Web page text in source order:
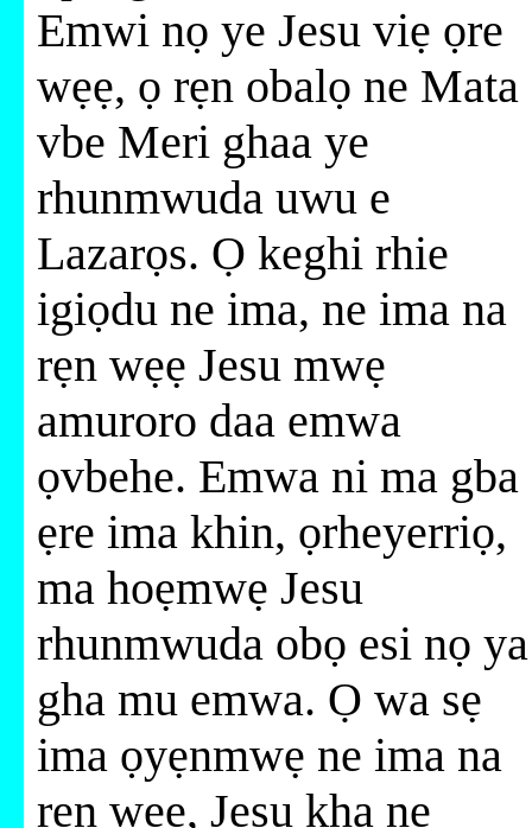
Emwi nọ ye Jesu viẹ ọre
wẹẹ, ọ rẹn obalọ ne Mata
vbe Meri ghaa ye
rhunmwuda uwu e
Lazarọs. Ọ keghi rhie
igiọdu ne ima, ne ima na
rẹn wẹẹ Jesu mwẹ
amuroro daa emwa
ọvbehe. Emwa ni ma gba
ẹre ima khin, ọrheyerriọ,
ma hoẹmwẹ Jesu
rhunmwuda obọ esi nọ ya
gha mu emwa. Ọ wa sẹ
ima ọyẹnmwẹ ne ima na
rẹn wẹẹ, Jesu kha nẹ